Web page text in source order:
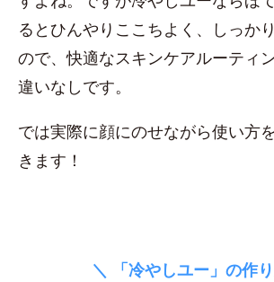
るとひんやりここちよく、しっか
ので、快適なスキンケアルーティ
違いなしです。
では実際に顔にのせながら使い方
きます！
＼ 「冷やしユー」の作